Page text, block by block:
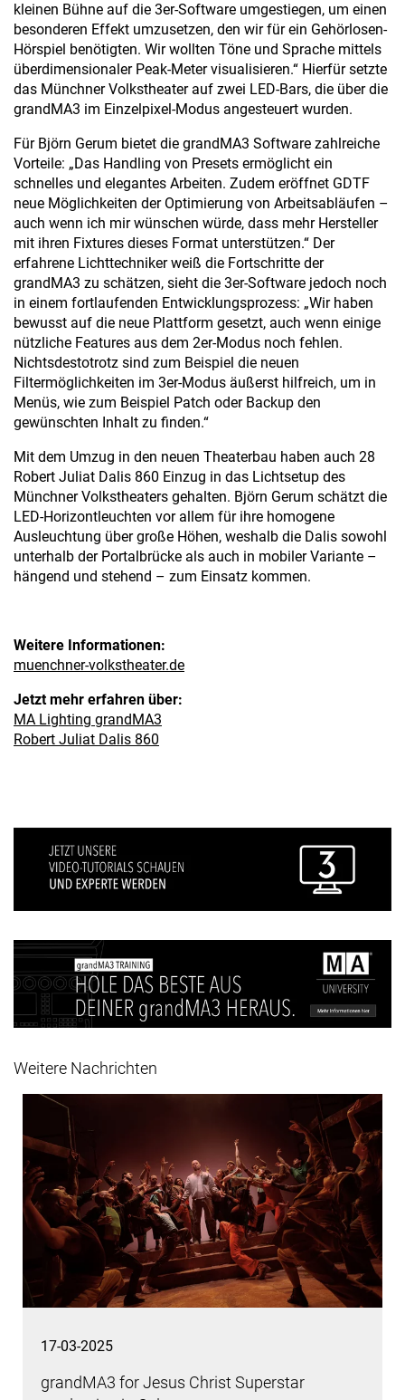
kleinen Bühne auf die 3er-Software umgestiegen, um einen
besonderen Effekt umzusetzen, den wir für ein Gehörlosen-
Hörspiel benötigten. Wir wollten Töne und Sprache mittels
überdimensionaler Peak-Meter visualisieren.“ Hierfür setzte
das Münchner Volkstheater auf zwei LED-Bars, die über die
grandMA3 im Einzelpixel-Modus angesteuert wurden.
Für Björn Gerum bietet die grandMA3 Software zahlreiche
Vorteile: „Das Handling von Presets ermöglicht ein
schnelles und elegantes Arbeiten. Zudem eröffnet GDTF
neue Möglichkeiten der Optimierung von Arbeitsabläufen –
auch wenn ich mir wünschen würde, dass mehr Hersteller
mit ihren Fixtures dieses Format unterstützen.“ Der
erfahrene Lichttechniker weiß die Fortschritte der
grandMA3 zu schätzen, sieht die 3er-Software jedoch noch
in einem fortlaufenden Entwicklungsprozess: „Wir haben
bewusst auf die neue Plattform gesetzt, auch wenn einige
nützliche Features aus dem 2er-Modus noch fehlen.
Nichtsdestotrotz sind zum Beispiel die neuen
Filtermöglichkeiten im 3er-Modus äußerst hilfreich, um in
Menüs, wie zum Beispiel Patch oder Backup den
gewünschten Inhalt zu finden.“
Mit dem Umzug in den neuen Theaterbau haben auch 28
Robert Juliat Dalis 860 Einzug in das Lichtsetup des
Münchner Volkstheaters gehalten. Björn Gerum schätzt die
LED-Horizontleuchten vor allem für ihre homogene
Ausleuchtung über große Höhen, weshalb die Dalis sowohl
unterhalb der Portalbrücke als auch in mobiler Variante –
hängend und stehend – zum Einsatz kommen.
Weitere Informationen:
muenchner-volkstheater.de
Jetzt mehr erfahren über:
MA Lighting grandMA3
Robert Juliat Dalis 860
Weitere Nachrichten
17-03-2025
grandMA3 for Jesus Christ Superstar